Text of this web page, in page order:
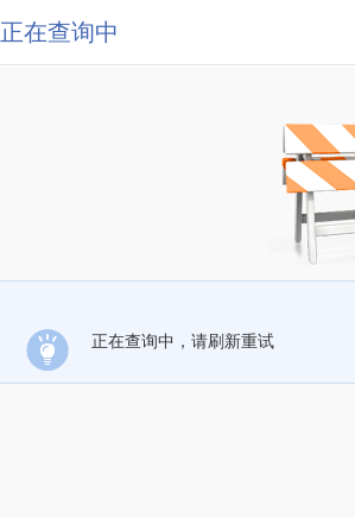
正在查询中
正在查询中，请刷新重试